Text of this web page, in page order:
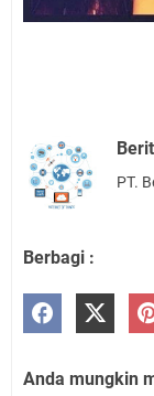
PT.
Berbagi :
Anda mungkin